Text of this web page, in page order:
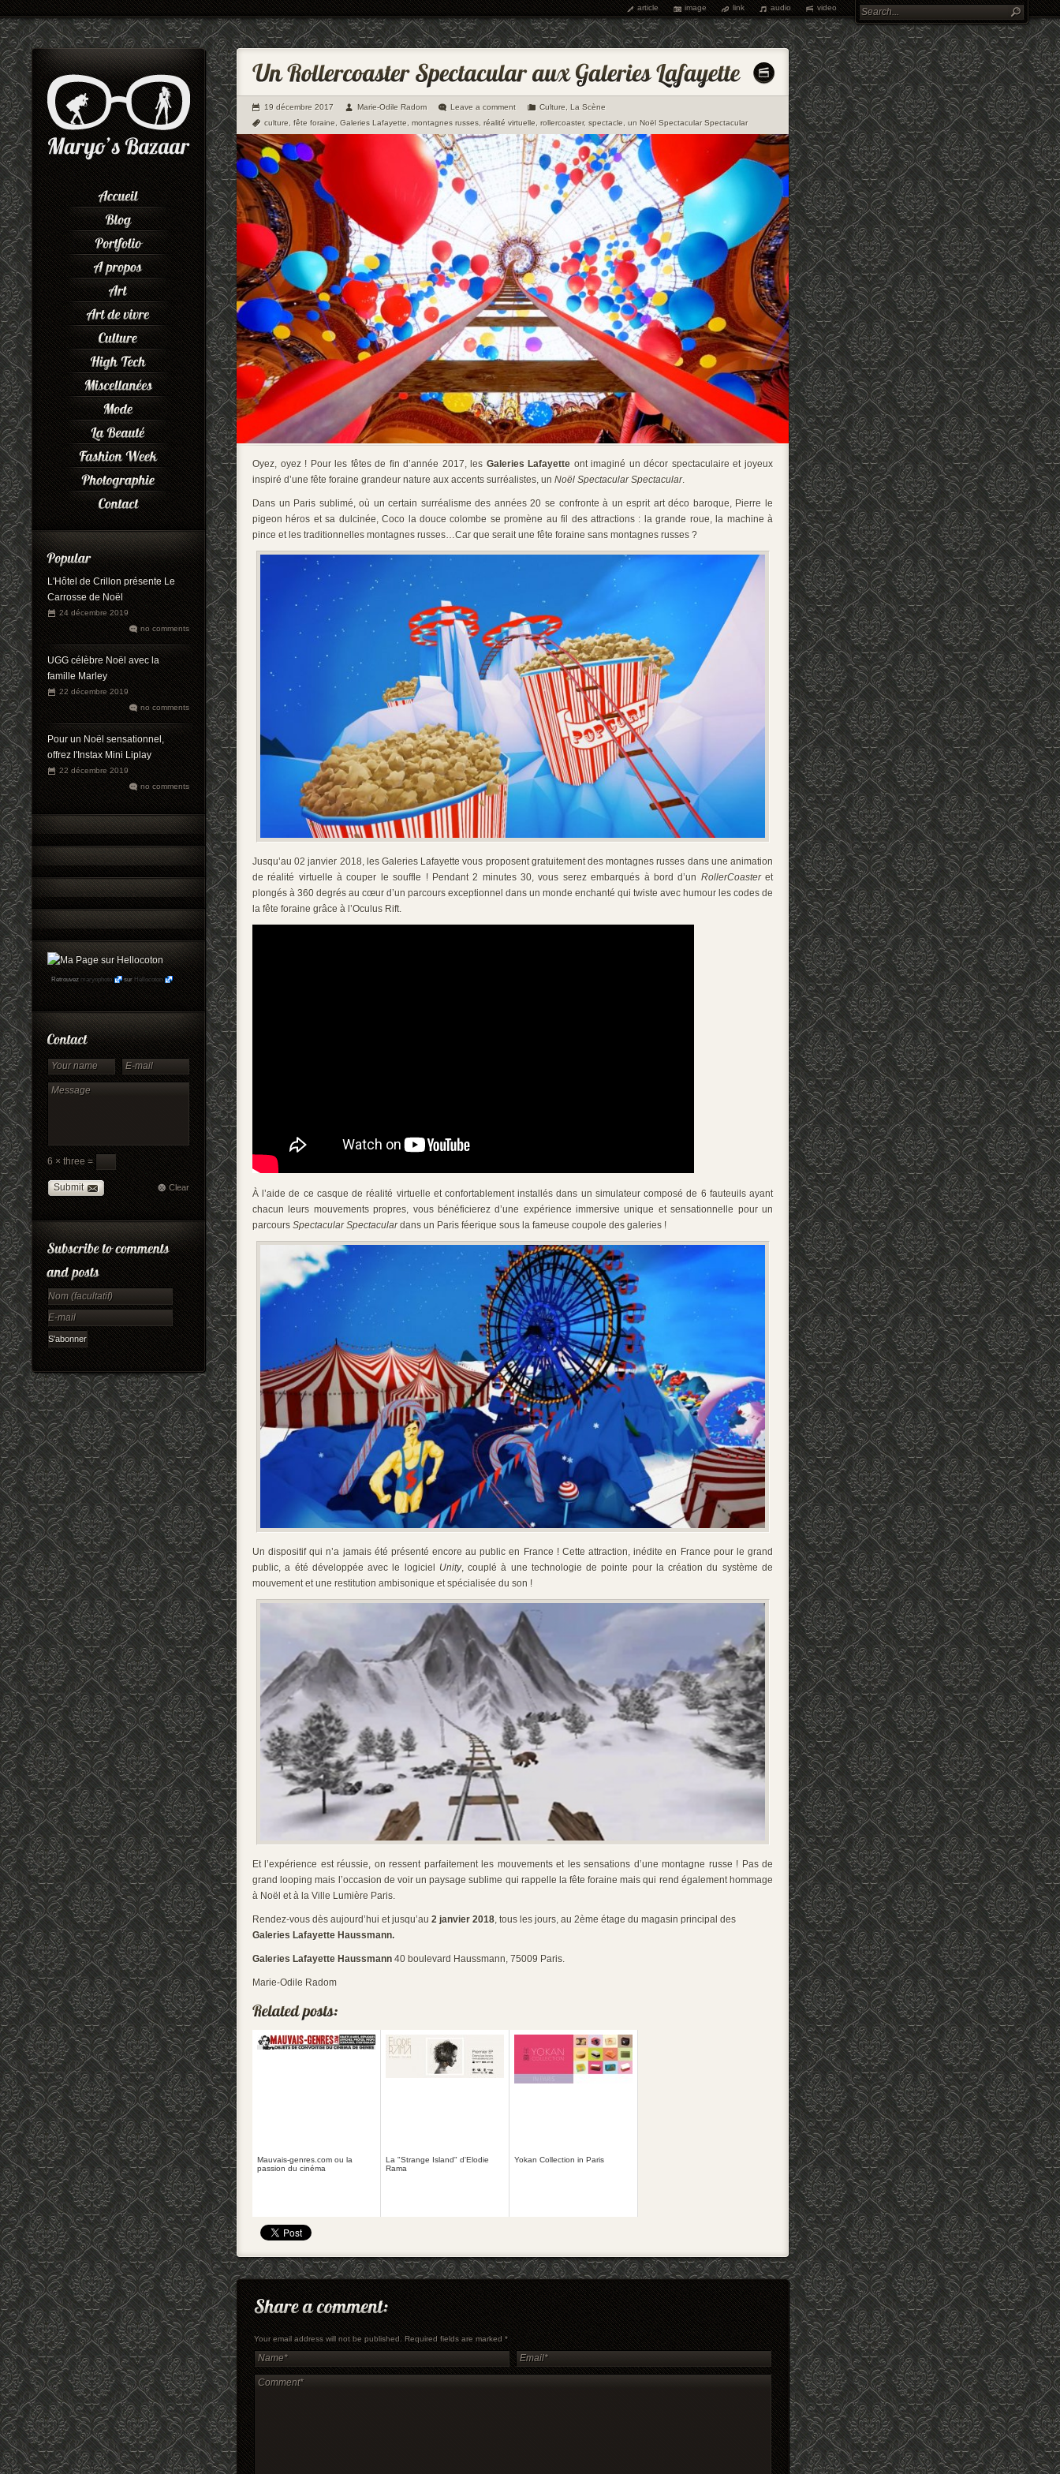
article image link audio video
L'Hôtel de Crillon présente Le
Carrosse de Noël
24 décembre 2019
no comments
UGG célèbre Noël avec la
famille Marley
22 décembre 2019
no comments
Pour un Noël sensationnel,
offrez l'Instax Mini Liplay
22 décembre 2019
no comments
Retrouvez maryophoto sur Hellocoton
6 × three =
Submit Clear
19 décembre 2017 Marie-Odile Radom Leave a comment Culture
La Scène
culture
fête foraine Galeries Lafayette montagnes russes réalité virtuelle rollercoaster, spectacle un Noël Spectacular Spectacular
Oyez, oyez ! Pour les fêtes de fin d’année 2017, les Galeries Lafayette ont imaginé un décor spectaculaire et joyeux
inspiré d’une fête foraine grandeur nature aux accents surréalistes, un Noël Spectacular Spectacular.
Dans un Paris sublimé, où un certain surréalisme des années 20 se confronte à un esprit art déco baroque, Pierre le
pigeon héros et sa dulcinée, Coco la douce colombe se promène au fil des attractions : la grande roue, la machine à
pince et les traditionnelles montagnes russes…Car que serait une fête foraine sans montagnes russes ?
Jusqu’au 02 janvier 2018, les Galeries Lafayette vous proposent gratuitement des montagnes russes dans une animation
de réalité virtuelle à couper le souffle ! Pendant 2 minutes 30, vous serez embarqués à bord d’un RollerCoasteret
plongés à 360 degrés au cœur d’un parcours exceptionnel dans un monde enchanté qui twiste avec humour les codes de
la fête foraine grâce à l’Oculus Rift.
À l’aide de ce casque de réalité virtuelle et confortablement installés dans un simulateur composé de 6 fauteuils ayant
chacun leurs mouvements propres, vous bénéficierez d’une expérience immersive unique et sensationnelle pour un
parcours Spectacular Spectaculardans un Paris féerique sous la fameuse coupole des galeries !
Un dispositif qui n’a jamais été présenté encore au public en France ! Cette attraction, inédite en France pour le grand
public, a été développée avec le logiciel Unity, couplé à une technologie de pointe pour la création du système de
mouvement et une restitution ambisonique et spécialisée du son !
Et l’expérience est réussie, on ressent parfaitement les mouvements et les sensations d’une montagne russe ! Pas de
grand looping mais l’occasion de voir un paysage sublime qui rappelle la fête foraine mais qui rend également hommage
à Noël et à la Ville Lumière Paris.
Rendez-vous dès aujourd’hui et jusqu’au 2 janvier 2018, tous les jours, au 2ème étage du magasin principal des
Galeries Lafayette Haussmann.
Galeries Lafayette Haussmann 40 boulevard Haussmann, 75009 Paris.
Marie-Odile Radom
Mauvais-genres.com ou la
passion du cinéma
La "Strange Island" d'Elodie
Rama
Yokan Collection in Paris
Your email address will not be published. Required fields are marked*